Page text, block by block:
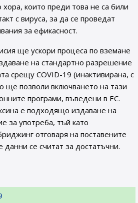
които преди това не са били
с вируса, за да се проведат
за ефикасност.
ще ускори процеса по вземане
на стандартно разрешение
срещу COVID-19 (инактивирана, с
ще позволи включването на тази
програми, въведени в ЕС.
е подходящо издаване на
за употреба, тъй като
отговаря на поставените
се считат за достатъчни.